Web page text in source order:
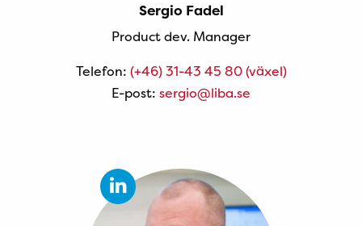
Sergio Fadel
Product dev. Manager
Telefon: (+46) 31-43 45 80 (växel)
E-post: sergio@liba.se